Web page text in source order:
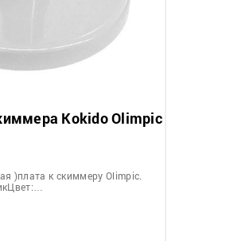
Kokido Olimpic
)плата к скиммеру Olimpic.